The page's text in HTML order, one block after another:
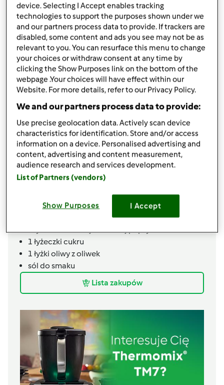
podziel się przepisem
Stwórz wariant
Składniki
sos
Małysłoikiprzecieru pomidorowego
5łyżekwody
1cebula
2ząbkaczosnku
1łyżeczkioregano
łyżeczkibazylii, suszonej
1łyżeczkisłodkiej lub ostrej papryki
1 łyżeczki cukru
1 łyżki oliwy z oliwek
sól do smaku
Lista zakupów
device. Selecting I Accept enables tracking
technologies to support the purposes shown under we
and our partners process data to provide. If trackers are
disabled, some content and ads you see may not be as
relevant to you. You can resurface this menu to change
your choices or withdraw consent at any time by
clicking the Show Purposes link on the bottom of the
webpage .Your choices will have effect within our
Website. For more details, refer to our Privacy Policy.
We and our partners process data to provide:
Use precise geolocation data. Actively scan device
characteristics for identification. Store and/or access
information on a device. Personalised advertising and
content, advertising and content measurement,
audience research and services development.
List of Partners (vendors)
Show Purposes I Accept